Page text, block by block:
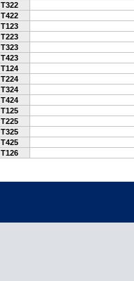
T322
T422
T123
T223
T323
T423
T124
T224
T324
T424
T125
T225
T325
T425
T126